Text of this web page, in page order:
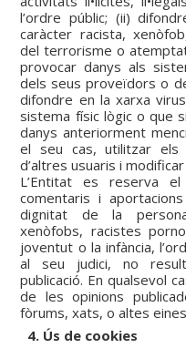
l’ordre públic; (ii)
caràcter racista,
del terrorisme o
provocar danys als
dels seus proveïdors o
difondre en la xarxa
sistema físic lògic o que
danys anteriorment
el seu cas, utilitzar els
d’altres usuaris i
L’Entitat es reserva
comentaris i
dignitat de la
xenòfobs, racistes
joventut o la infància,
al seu judici, no
publicació. En qualsevol
de les opinions
fòrums, xats, o altes
4. Ús de cookies